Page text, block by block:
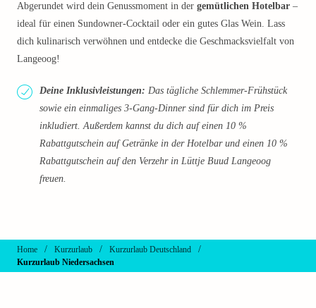
Abgerundet wird dein Genussmoment in der gemütlichen Hotelbar –
ideal für einen Sundowner-Cocktail oder ein gutes Glas Wein. Lass
dich kulinarisch verwöhnen und entdecke die Geschmacksvielfalt von
Langeoog!
Deine Inklusivleistungen: Das tägliche Schlemmer-Frühstück
sowie ein einmaliges 3-Gang-Dinner sind für dich im Preis
inkludiert. Außerdem kannst du dich auf einen 10 %
Rabattgutschein auf Getränke in der Hotelbar und einen 10 %
Rabattgutschein auf den Verzehr in Lüttje Buud Langeoog
freuen.
Home / Kurzurlaub / Kurzurlaub Deutschland /
Kurzurlaub Niedersachsen